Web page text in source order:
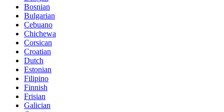
Bosnian
Bulgarian
Cebuano
Chichewa
Corsican
Croatian
Dutch
Estonian
Filipino
Finnish
Frisian
Galician